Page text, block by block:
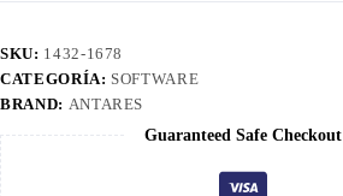
SKU: 1432-1678
CATEGORÍA: SOFTWARE
BRAND: ANTARES
Guaranteed Safe Checkout